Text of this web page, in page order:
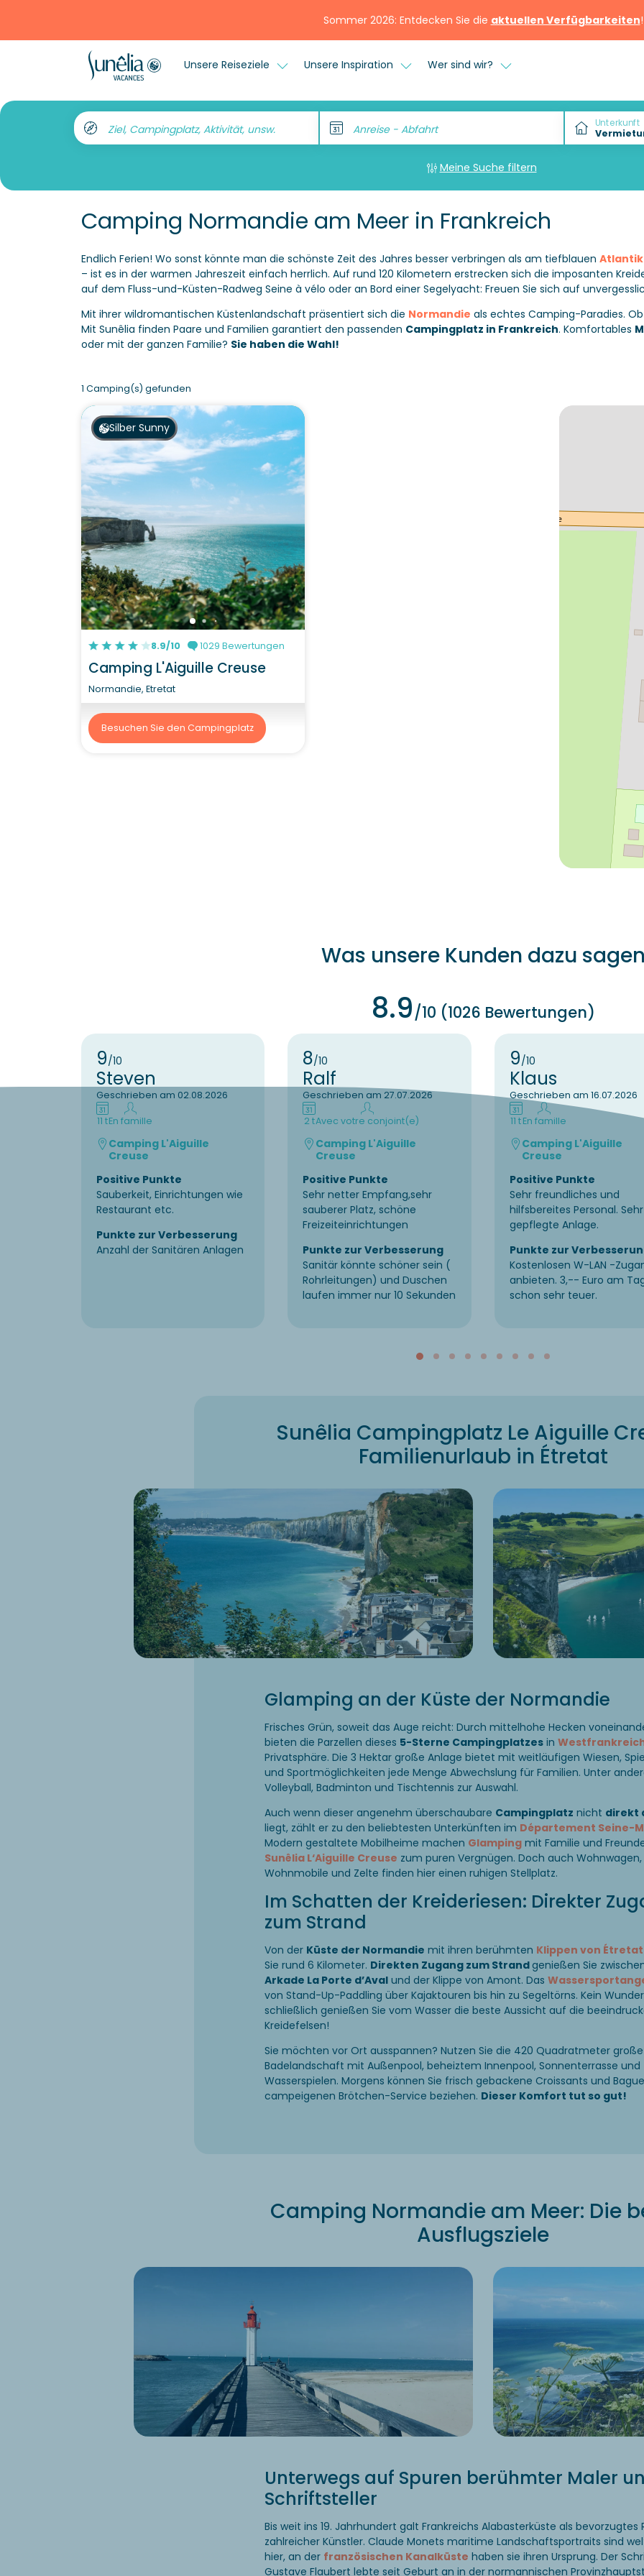
Sommer 2026: Entdecken Sie die aktuellen Verfügbarkeiten!
Unsere Reiseziele Unsere Inspiration Wer sind wir?
Ziel, Campingplatz, Aktivität, unsw. Anreise - Abfahrt Unterkunft
Meine Suche filtern
Camping Normandie am Meer in Frankreich
Endlich Ferien! Wo sonst könnte man die schönste Zeit des Jahres besser verbringen als am tiefblauen Atlantik
– ist es in der warmen Jahreszeit einfach herrlich. Auf rund 120 Kilometern erstrecken sich die imposanten
auf dem Fluss-und-Küsten-Radweg Seine à vélo oder an Bord einer Segelyacht: Freuen Sie sich auf
Mit ihrer wildromantischen Küstenlandschaft präsentiert sich die Normandie als echtes Camping-Paradies. Ob
Mit Sunêlia finden Paare und Familien garantiert den passenden Campingplatz in Frankreich. Komfortables
oder mit der ganzen Familie? Sie haben die Wahl!
1 Camping(s) gefunden
Silber Sunny
8.9/10 1029 Bewertungen
Camping L'Aiguille Creuse
Normandie, Etretat
Besuchen Sie den Campingplatz
Was unsere Kunden dazu sagen
8.9/10 (1026 Bewertungen)
9/10
Steven
Geschrieben am 02.08.2026
11 tEn famille
Camping L'Aiguille
Creuse
Positive Punkte
Sauberkeit, Einrichtungen wie
Restaurant etc.
Punkte zur Verbesserung
Anzahl der Sanitären Anlagen
8/10
Ralf
Geschrieben am 27.07.2026
2 tAvec votre conjoint(e)
Camping L'Aiguille
Creuse
Positive Punkte
Sehr netter Empfang,sehr
sauberer Platz, schöne
Freizeiteinrichtungen
Punkte zur Verbesserung
Sanitär könnte schöner sein (
Rohrleitungen) und Duschen
laufen immer nur 10 Sekunden
9/10
Klaus
Geschrieben am 16.07.2026
11 tEn famille
Camping L'Aiguille
Creuse
Positive Punkte
Sehr freundliches und
hilfsbereites Personal. Sehr
gepflegte Anlage.
Punkte zur
Kostenlosen W-LAN -
anbieten. 3,-- Euro am
schon sehr teuer.
Sunêlia Campingplatz Le Aiguille
Familienurlaub in Étretat
Glamping an der Küste der Normandie
Frisches Grün, soweit das Auge reicht: Durch mittelhohe Hecken
bieten die Parzellen dieses 5-Sterne Campingplatzes in
Privatsphäre. Die 3 Hektar große Anlage bietet mit weitläufigen Wiesen,
und Sportmöglichkeiten jede Menge Abwechslung für Familien. Unter
Volleyball, Badminton und Tischtennis zur Auswahl.
Auch wenn dieser angenehm überschaubare Campingplatz nicht direkt
liegt, zählt er zu den beliebtesten Unterkünften im Département Seine-
Modern gestaltete Mobilheime machen Glamping mit Familie und
Sunêlia L‘Aiguille Creuse zum puren Vergnügen. Doch auch Wohnwagen,
Wohnmobile und Zelte finden hier einen ruhigen Stellplatz.
Im Schatten der Kreideriesen: Direkter
zum Strand
Von der Küste der Normandie mit ihren berühmten Klippen von Étretat
Sie rund 6 Kilometer. Direkten Zugang zum Strandgenießen Sie
Arkade La Porte d’Aval und der Klippe von Amont. Das
von Stand-Up-Paddling über Kajaktouren bis hin zu Segeltörns. Kein
schließlich genießen Sie vom Wasser die beste Aussicht auf die
Kreidefelsen!
Sie möchten vor Ort ausspannen? Nutzen Sie die 420 Quadratmeter große
Badelandschaft mit Außenpool, beheiztem Innenpool, Sonnenterrasse und
Wasserspielen. Morgens können Sie frisch gebackene Croissants und
campeigenen Brötchen-Service beziehen. Dieser Komfort tut so gut!
Camping Normandie am Meer: Die
Ausflugsziele
Unterwegs auf Spuren berühmter Maler
Schriftsteller
Bis weit ins 19. Jahrhundert galt Frankreichs Alabasterküste als bevorzugtes
zahlreicher Künstler. Claude Monets maritime Landschaftsportraits sind
hier, an der französischen Kanalküste haben sie ihren Ursprung. Der
Gustave Flaubert lebte seit Geburt an in der normannischen